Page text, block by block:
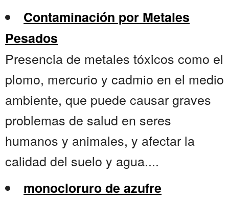
Contaminación por Metales
Pesados
Presencia de metales tóxicos como el
plomo, mercurio y cadmio en el medio
ambiente, que puede causar graves
problemas de salud en seres
humanos y animales, y afectar la
calidad del suelo y agua....
monocloruro de azufre